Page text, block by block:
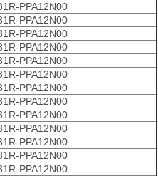
PPA12N00
PPA12N00
PPA12N00
PPA12N00
PPA12N00
PPA12N00
PPA12N00
PPA12N00
PPA12N00
PPA12N00
PPA12N00
PPA12N00
PPA12N00